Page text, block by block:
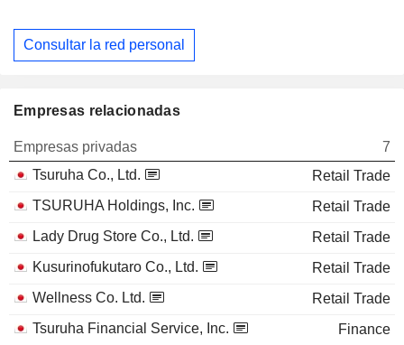
Consultar la red personal
Empresas relacionadas
Empresas privadas
7
Tsuruha Co., Ltd.
Retail Trade
TSURUHA Holdings, Inc.
Retail Trade
Lady Drug Store Co., Ltd.
Retail Trade
Kusurinofukutaro Co., Ltd.
Retail Trade
Wellness Co. Ltd.
Retail Trade
Tsuruha Financial Service, Inc.
Finance